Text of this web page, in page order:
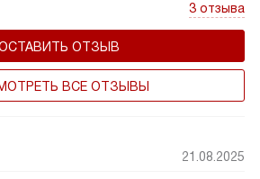
3 отзыва
ОТЗЫВ
ВСЕ ОТЗЫВЫ
21.08.2025